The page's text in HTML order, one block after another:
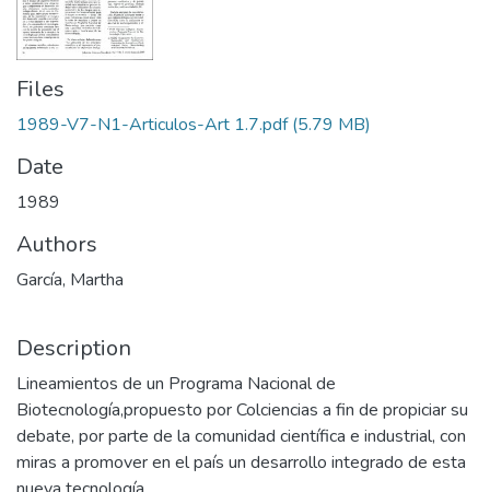
Files
1989-V7-N1-Articulos-Art 1.7.pdf(5.79 MB)
Date
1989
Authors
García, Martha
Description
Lineamientos de un Programa Nacional de
Biotecnología,propuesto por Colciencias a fin de propiciar su
debate, por parte de la comunidad científica e industrial, con
miras a promover en el país un desarrollo integrado de esta